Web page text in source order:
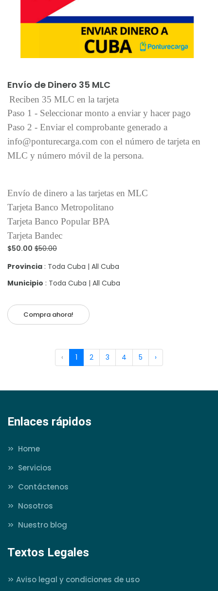
Envío de Dinero 35 MLC
Reciben 35 MLC en la tarjeta
Paso 1 - Seleccionar monto a enviar y hacer pago
Paso 2 - Enviar el comprobante generado a
info@ponturecarga.com con el número de tarjeta en
MLC y número móvil de la persona.
Envío de dinero a las tarjetas en MLC
Tarjeta Banco Metropolitano
Tarjeta Banco Popular BPA
Tarjeta Bandec
$50.00 $50.00
Provincia : Toda Cuba | All Cuba
Municipio : Toda Cuba | All Cuba
Compra ahora!
‹ 1 2 3 4 5 ›
Enlaces rápidos
>>
Home
>>
Servicios
>>
Contáctenos
>>
Nosotros
>>
Nuestro blog
Textos Legales
>> Aviso legal y condiciones de uso